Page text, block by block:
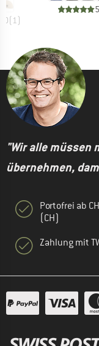
(1)
"Wir alle müssen
übernehmen,
Portofrei ab
(CH)
Zahlung mit